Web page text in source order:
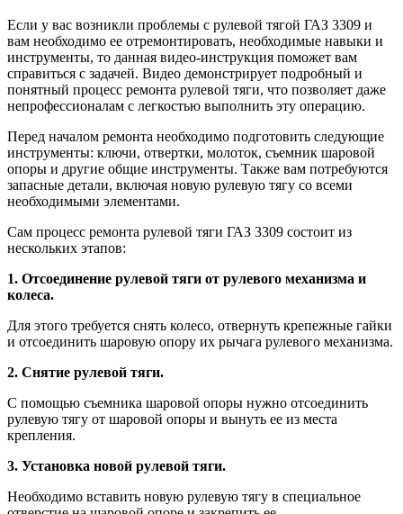
Если у вас возникли проблемы с рулевой тягой ГАЗ 3309 и
вам необходимо ее отремонтировать, необходимые навыки и
инструменты, то данная видео-инструкция поможет вам
справиться с задачей. Видео демонстрирует подробный и
понятный процесс ремонта рулевой тяги, что позволяет даже
непрофессионалам с легкостью выполнить эту операцию.
Перед началом ремонта необходимо подготовить следующие
инструменты: ключи, отвертки, молоток, съемник шаровой
опоры и другие общие инструменты. Также вам потребуются
запасные детали, включая новую рулевую тягу со всеми
необходимыми элементами.
Сам процесс ремонта рулевой тяги ГАЗ 3309 состоит из
нескольких этапов:
1. Отсоединение рулевой тяги от рулевого механизма и
колеса.
Для этого требуется снять колесо, отвернуть крепежные гайки
и отсоединить шаровую опору их рычага рулевого механизма.
2. Снятие рулевой тяги.
С помощью съемника шаровой опоры нужно отсоединить
рулевую тягу от шаровой опоры и вынуть ее из места
крепления.
3. Установка новой рулевой тяги.
Необходимо вставить новую рулевую тягу в специальное